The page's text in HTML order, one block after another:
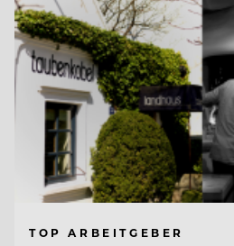
TOP ARBEITGEBER